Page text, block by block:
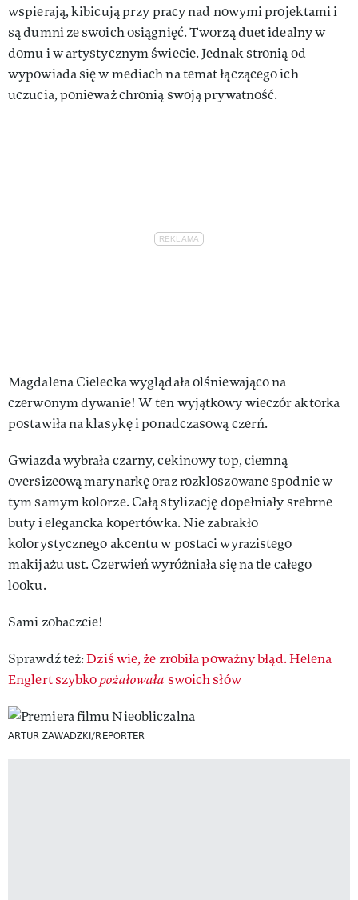
wspierają, kibicują przy pracy nad nowymi projektami i
są dumni ze swoich osiągnięć. Tworzą duet idealny w
domu i w artystycznym świecie. Jednak stronią od
wypowiada się w mediach na temat łączącego ich
uczucia, ponieważ chronią swoją prywatność.
Magdalena Cielecka wyglądała olśniewająco na
czerwonym dywanie! W ten wyjątkowy wieczór aktorka
postawiła na klasykę i ponadczasową czerń.
Gwiazda wybrała czarny, cekinowy top, ciemną
oversizeową marynarkę oraz rozkloszowane spodnie w
tym samym kolorze. Całą stylizację dopełniały srebrne
buty i elegancka kopertówka. Nie zabrakło
kolorystycznego akcentu w postaci wyrazistego
makijażu ust. Czerwień wyróżniała się na tle całego
looku.
Sami zobaczcie!
Sprawdź też:Dziś wie, że zrobiła poważny błąd. Helena
Englert szybkopożałowała swoich słów
ARTUR ZAWADZKI/REPORTER